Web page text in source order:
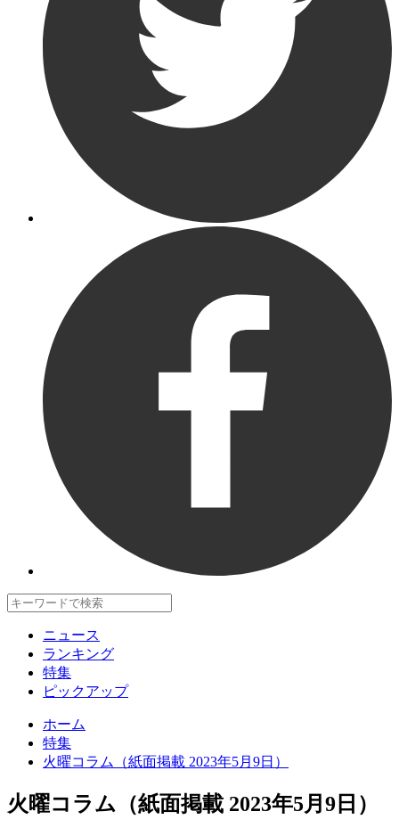
ニュース
ランキング
特集
ピックアップ
ホーム
特集
火曜コラム（紙面掲載 2023年5月9日）
火曜コラム（紙面掲載 2023年5月9日）